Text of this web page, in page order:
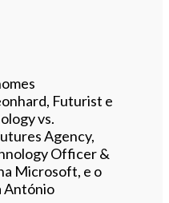
Futurist e
vs.
Agency,
Officer &
Microsoft, e o
António